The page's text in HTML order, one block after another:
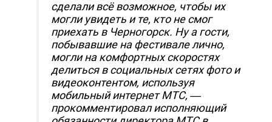
сделали всё возможное, чтобы их
могли увидеть и те, кто не смог
приехать в Черногорск. Ну а гости,
побывавшие на фестивале лично,
могли на комфортных скоростях
делиться в социальных сетях фото и
видеоконтентом, используя
мобильный интернет МТС, —
прокомментировал исполняющий